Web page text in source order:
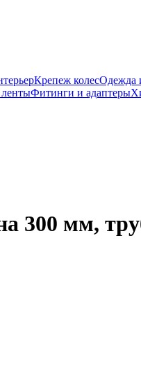
Крепеж колесОдежда
Фитинги и адаптеры
300 мм,